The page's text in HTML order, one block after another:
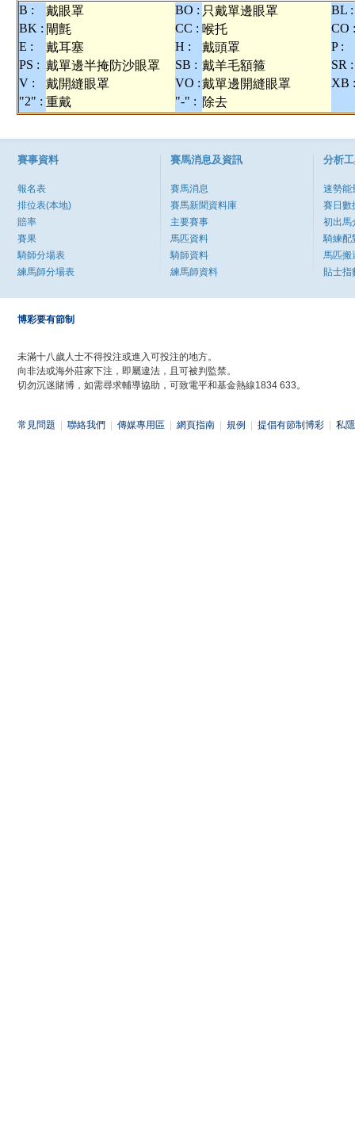
B : 戴眼罩 BO : 只戴單邊眼罩
BL :
BK : 閘氈 CC : 喉托
CO :
E :
戴耳塞 H : 戴頭罩
P :
PS : 戴單邊半掩防沙眼罩 SB : 戴羊毛額箍
SR :
V :
戴開縫眼罩 VO :戴單邊開縫眼罩
XB :
"2" : 重戴 "-" : 除去
賽事資料
報名表
排位表(本地)
賠率
賽果
騎師分場表
練馬師分場表
賽馬消息及資訊
賽馬消息
賽馬新聞資料庫
主要賽事
馬匹資料
騎師資料
練馬師資料
分析
速勢能
賽日數
初出馬
騎練配
馬匹搬
貼士指
博彩要有節制
未滿十八歲人士不得投注或進入可投注的地方。
向非法或海外莊家下注，即屬違法，且可被判監禁。
切勿沉迷賭博，如需尋求輔導協助，可致電平和基金熱線1834 633。
常見問題 聯絡我們 傳媒專用區 網頁指南 規例 提倡有節制博彩 私